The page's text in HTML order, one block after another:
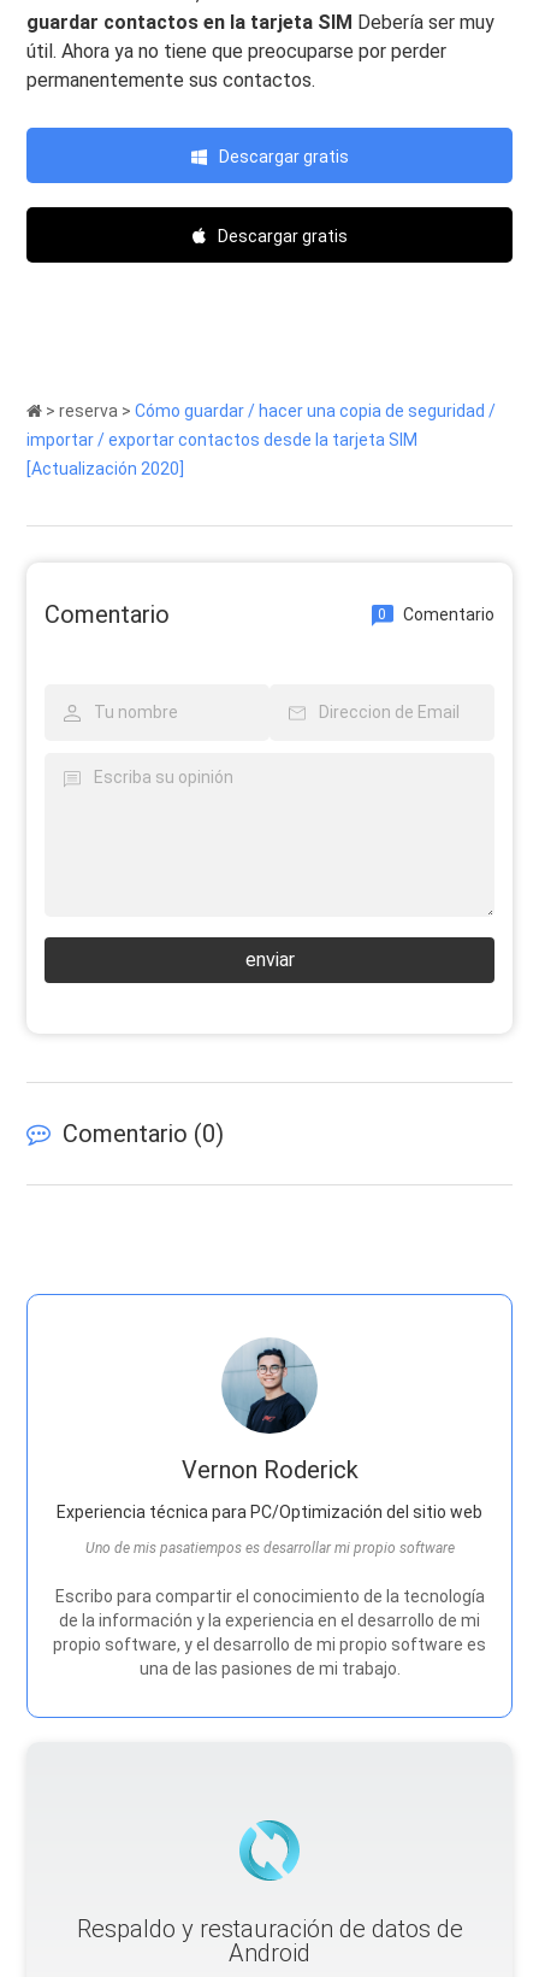
guardar contactos en la tarjeta SIM Debería ser muy
útil. Ahora ya no tiene que preocuparse por perder
permanentemente sus contactos.
Descargar gratis
Descargar gratis
>reserva >Cómo guardar / hacer una copia de seguridad /
importar / exportar contactos desde la tarjeta SIM
[Actualización 2020]
Comentario 0 Comentario
enviar
Comentario (0)
Vernon Roderick
Experiencia técnica para PC/Optimización del sitio web
Uno de mis pasatiempos es desarrollar mi propio software
Escribo para compartir el conocimiento de la tecnología
de la información y la experiencia en el desarrollo de mi
propio software, y el desarrollo de mi propio software es
una de las pasiones de mi trabajo.
Respaldo y restauración de datos de
Android